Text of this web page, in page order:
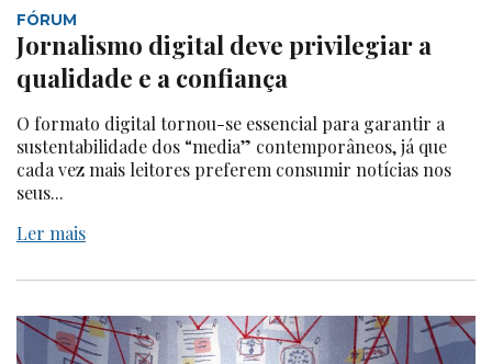
FÓRUM
Jornalismo digital deve privilegiar a
qualidade e a confiança
O formato digital tornou-se essencial para garantir a
sustentabilidade dos “media” contemporâneos, já que
cada vez mais leitores preferem consumir notícias nos
seus...
Ler mais